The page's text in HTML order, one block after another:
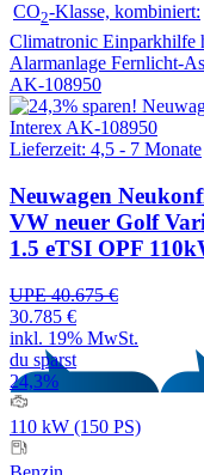
CO2-Klasse, kombiniert:
Climatronic Einparkhilfe
Alarmanlage Fernlicht-
AK-108950
Lieferzeit: 4,5 - 7 Monate
Neuwagen
VW neuer Golf
1.5 eTSI OPF
UPE 40.675 €
30.785 €
inkl. 19% MwSt.
du sparst
24,3%
110 kW (150 PS)